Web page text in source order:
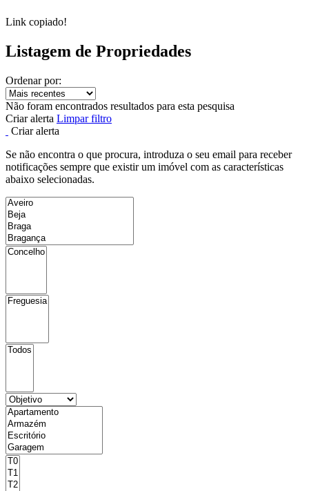
Link copiado!
Listagem de Propriedades
Ordenar por:
Não foram encontrados resultados para esta pesquisa
Criar alerta Limpar filtro
Criar alerta
Se não encontra o que procura, introduza o seu email para receber
notificações sempre que existir um imóvel com as características
abaixo selecionadas.